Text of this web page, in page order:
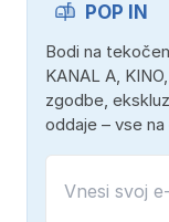
POP IN
Bodi na
KANAL A,
zgodbe,
oddaje – vse